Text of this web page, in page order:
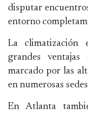
disputar
entorno
La climatización
grandes
marcado por las
en numerosas
En Atlanta